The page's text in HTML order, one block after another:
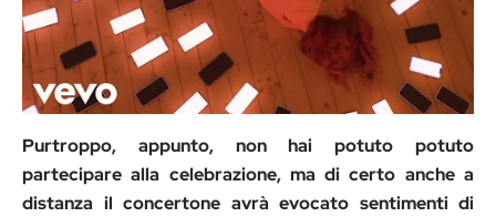
Purtroppo, appunto, non hai potuto potuto
partecipare alla celebrazione, ma di certo anche a
distanza il concertone avrà evocato sentimenti di